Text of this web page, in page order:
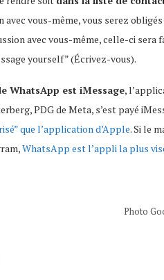
avec vous-même, vous serez
avec vous-même, celle-ci
yourself” (Écrivez-vous).
WhatsApp est iMessage,
PDG de Meta, s’est payé
que l’application d’Apple. Si le
WhatsApp est l’appli la plus
Photo